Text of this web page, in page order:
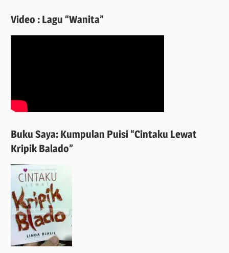
Video : Lagu “Wanita”
Buku Saya: Kumpulan Puisi “Cintaku Lewat
Kripik Balado”